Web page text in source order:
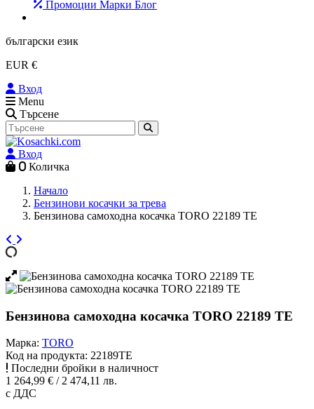
Промоции Марки Блог
български език
EUR €
Вход
Menu
Търсене
Вход
0 Количка
Начало
Бензинови косачки за трева
Бензинова самоходна косачка TORO 22189 TE
Бензинова самоходна косачка TORO 22189 TE
Марка: TORO
Код на продукта: 22189TE
Последни бройки в наличност
1 264,99 € / 2 474,11 лв.
с ДДС